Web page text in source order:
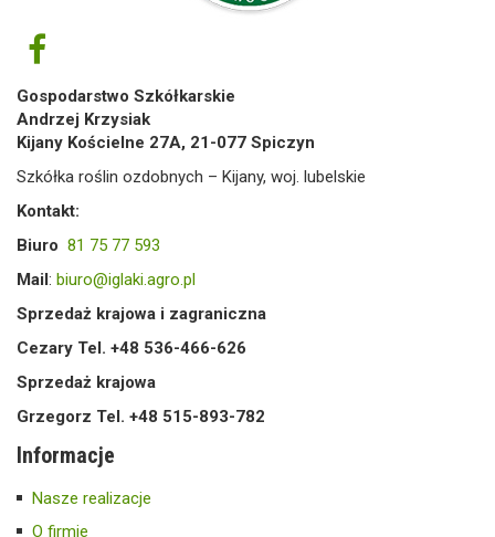
Gospodarstwo Szkółkarskie
Andrzej Krzysiak
Kijany Kościelne 27A, 21-077 Spiczyn
Szkółka roślin ozdobnych – Kijany, woj. lubelskie
Kontakt:
Biuro 81 75 77 593
Mail: biuro@iglaki.agro.pl
Sprzedaż krajowa i zagraniczna
Cezary Tel. +48 536-466-626
Sprzedaż krajowa
Grzegorz Tel. +48 515-893-782
Informacje
Nasze realizacje
O firmie